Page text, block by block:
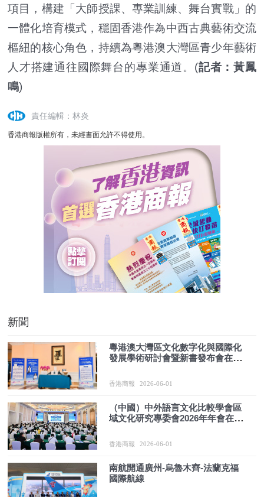
項目，構建「大師授課、專業訓練、舞台實戰」的
一體化培育模式，穩固香港作為中西古典藝術交流
樞紐的核心角色，持續為粵港澳大灣區青少年藝術
人才搭建通往國際舞台的專業通道。(記者：黃鳳
鳴)
責任編輯：林炎
香港商報版權所有，未經書面允許不得使用。
新聞
粵港澳大灣區文化數字化與國際化
發展學術研討會暨新書發布會在廣
香港商報 2026-06-01
（中國）中外語言文化比較學會區
域文化研究專委會2026年年會在廣
香港商報 2026-06-01
南航開通廣州-烏魯木齊-法蘭克福
國際航線